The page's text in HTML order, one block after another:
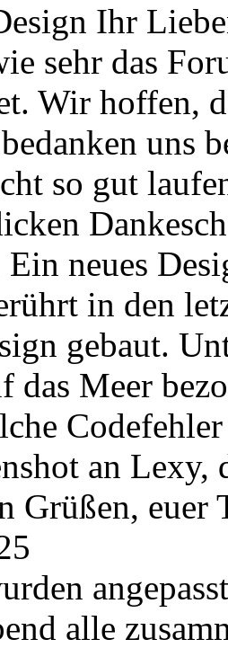
Ihr
sehr das
Wir hoffen,
uns
so gut
neues
in den
gebaut.
das Meer
an
Grüßen, euer
alle